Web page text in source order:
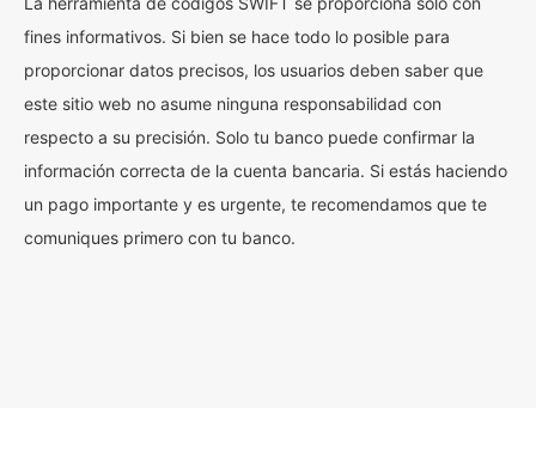
fines informativos. Si bien se hace todo lo posible para
proporcionar datos precisos, los usuarios deben saber que
este sitio web no asume ninguna responsabilidad con
respecto a su precisión. Solo tu banco puede confirmar la
información correcta de la cuenta bancaria. Si estás haciendo
un pago importante y es urgente, te recomendamos que te
comuniques primero con tu banco.